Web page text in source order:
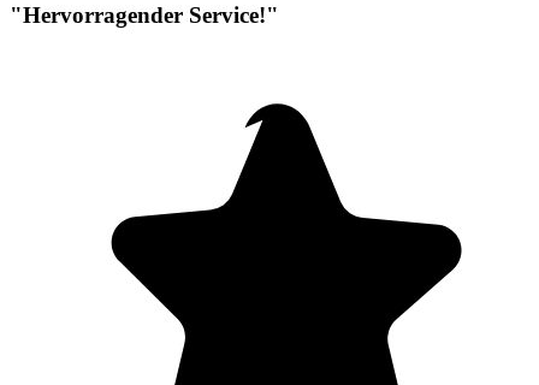
"Hervorragender Service!"